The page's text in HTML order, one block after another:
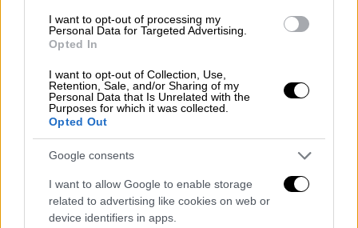
I want to opt-out of processing my
Personal Data for Targeted Advertising.
Opted In
I want to opt-out of Collection, Use,
Retention, Sale, and/or Sharing of my
Personal Data that Is Unrelated with the
Purposes for which it was collected.
Opted Out
Google consents
I want to allow Google to enable storage
related to advertising like cookies on web or
device identifiers in apps.
εξαίρεση από τον εν λόγω ρόλο όταν η
έρευνα διεξάγεται από την Ευρωπαι?κή
Εισαγγελία. Τέτοια ειδικά καθεστώτα έχουν
θεσπιστεί από άλλα κράτη-μέλη που
διαθέτουν παρόμοιες δικαστικές αρχές,
όπως ο ανακριτής, μεταξύ των οποίων η
Ισπανία και η Γαλλία. Αυτό, φυσικά, δεν θίγει
δικαστηρίων να ελέγχουν τη νομιμότητα των
ερευνητικών μέτρων που λαμβάνει η